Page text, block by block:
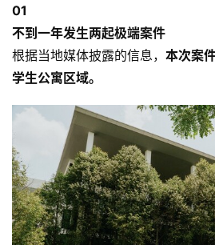
01
不到一年发生两起极端案件
根据当地媒体披露的信息， 本次案
学生公寓区域。